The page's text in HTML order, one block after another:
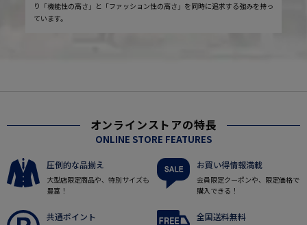
り「機能性の高さ」と「ファッション性の高さ」を同時に追求する強みを持っ
ています。
オンラインストアの特長
ONLINE STORE FEATURES
圧倒的な品揃え
大型店限定商品や、特別サイズも
豊富！
お買い得情報満載
会員限定クーポンや、限定価格で
購入できる！
共通ポイント 全国送料無料